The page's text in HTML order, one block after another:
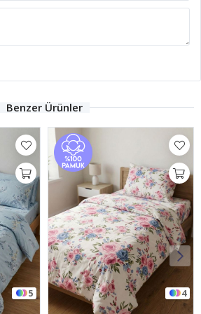
Benzer Ürünler
4 4